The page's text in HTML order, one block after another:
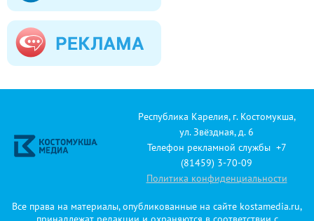
Республика Карелия, г. Костомукша,
ул. Звёздная, д. 6
Телефон рекламной службы +7
(81459) 3-70-09
Политика конфиденциальности
Все права на материалы, опубликованные на сайте kostamedia.ru,